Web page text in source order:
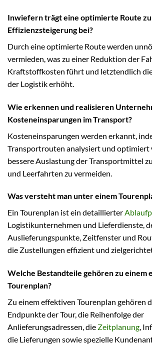
Inwiefern trägt eine optimierte Route
Effizienzsteigerung bei?
Durch eine optimierte Route werden
vermieden, was zu einer Reduktion der
Kraftstoffkosten führt und letztendlich
der Logistik erhöht.
Wie erkennen und realisieren
Kosteneinsparungen im Transport?
Kosteneinsparungen werden erkannt,
Transportrouten analysiert und optimiert
bessere Auslastung der Transportmittel
und Leerfahrten zu vermeiden.
Was versteht man unter einem
Ein Tourenplan ist ein detaillierter
Logistikunternehmen und Lieferdienste,
Auslieferungspunkte, Zeitfenster und
die Zustellungen effizient und
Welche Bestandteile gehören zu einem
Tourenplan?
Zu einem effektiven Tourenplan gehören
Endpunkte der Tour, die Reihenfolge der
Anlieferungsadressen, die Zeitplanung,
die Lieferungen sowie spezielle